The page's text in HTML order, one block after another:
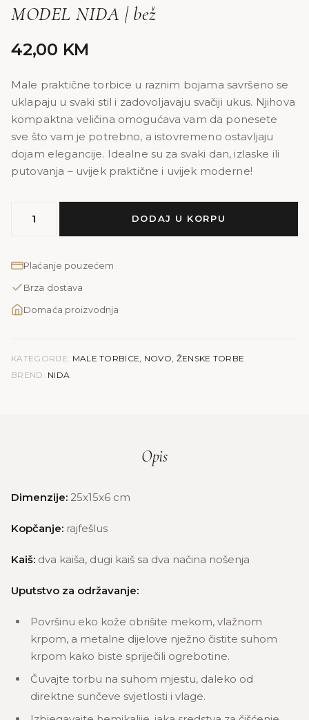
MODEL NIDA | bež
42,00 KM
Male praktične torbice u raznim bojama savršeno se
uklapaju u svaki stil i zadovoljavaju svačiji ukus. Njihova
kompaktna veličina omogućava vam da ponesete
sve što vam je potrebno, a istovremeno ostavljaju
dojam elegancije. Idealne su za svaki dan, izlaske ili
putovanja – uvijek praktične i uvijek moderne!
NIDA
bež
DODAJ U KORPU
Plaćanje pouzećem
Brza dostava
Domaća proizvodnja
KATEGORIJE: MALE TORBICE NOVO ŽENSKE TORBE
BREND: NIDA
Opis
Dimenzije: 25x15x6 cm
Kopčanje: rajfešlus
Kaiš: dva kaiša, dugi kaiš sa dva načina nošenja
Uputstvo za održavanje:
Površinu eko kože obrišite mekom, vlažnom
krpom, a metalne dijelove nježno čistite suhom
krpom kako biste spriječili ogrebotine.
Čuvajte torbu na suhom mjestu, daleko od
direktne sunčeve svjetlosti i vlage.